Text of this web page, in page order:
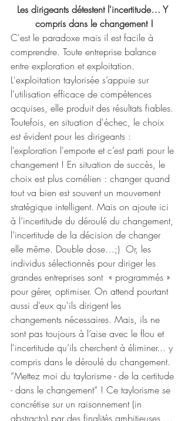
Les dirigeants détestent l'incertitude… Y
compris dans le changement !
C'est le paradoxe mais il est facile à
comprendre. Toute entreprise balance
entre exploration et exploitation.
L'exploitation taylorisée s’appuie sur
l'utilisation efficace de compétences
acquises, elle produit des résultats fiables.
Toutefois, en situation d'échec, le choix
est évident pour les dirigeants :
l’exploration l'emporte et c’est parti pour le
changement ! En situation de succès, le
choix est plus cornélien : changer quand
tout va bien est souvent un mouvement
stratégique intelligent. Mais on ajoute ici
à l’incertitude du déroulé du changement,
l’incertitude de la décision de changer
elle même. Double dose…;)  Or, les
individus sélectionnés pour diriger les
grandes entreprises sont  « programmés »
pour gérer, optimiser. On attend pourtant
aussi d’eux qu'ils dirigent les
changements nécessaires. Mais, ils ne
sont pas toujours à l’aise avec le flou et
l'incertitude qu’ils cherchent à éliminer... y
compris dans le déroulé du changement.
“Mettez moi du taylorisme - de la certitude
- dans le changement” ! Ce taylorisme se
concrétise sur un raisonnement (in
abstracto) par des finalités ambitieuses …